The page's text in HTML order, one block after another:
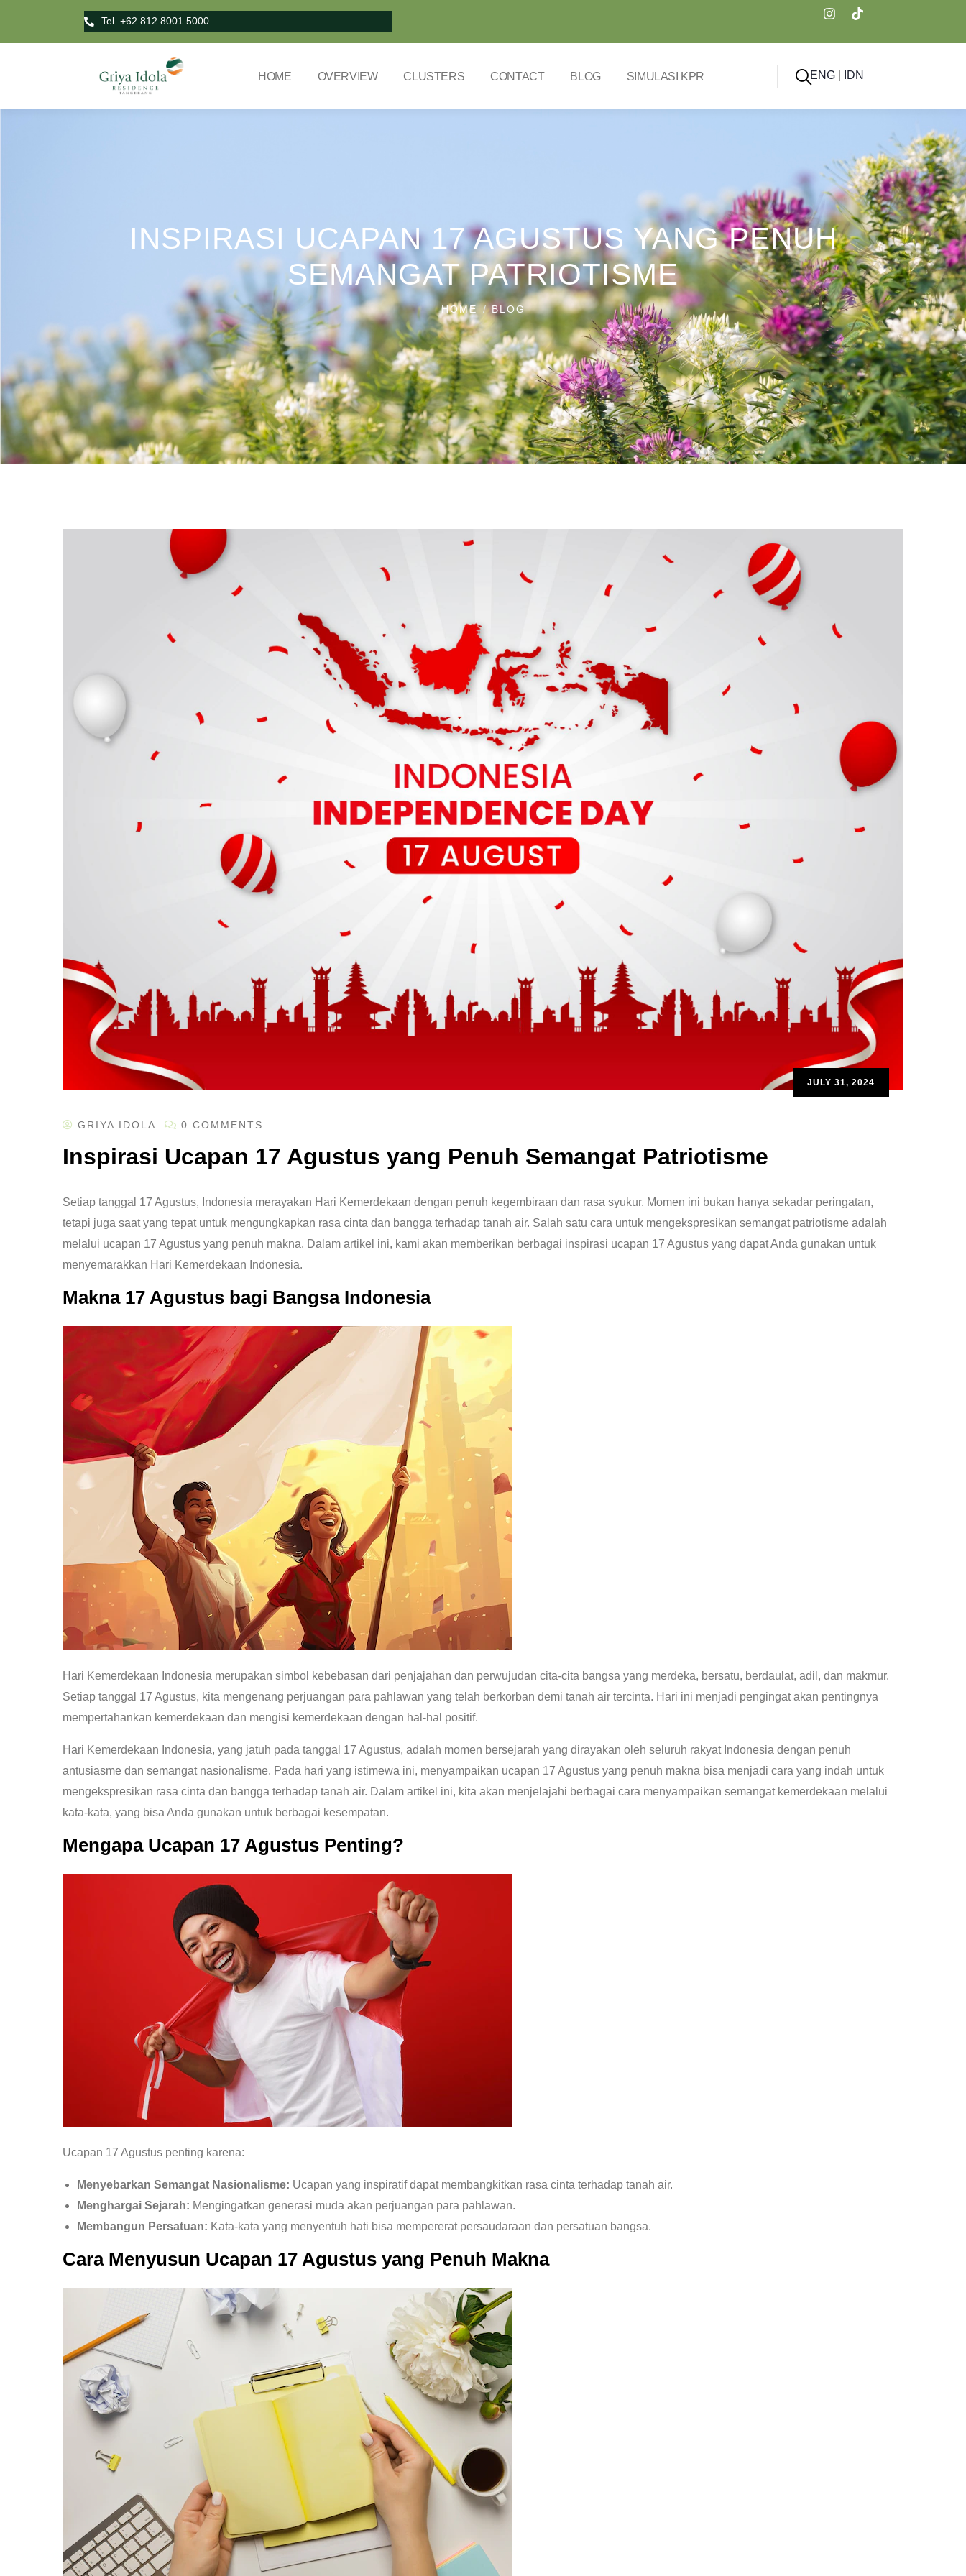
Tel. +62 812 8001 5000
HOME OVERVIEW CLUSTERS CONTACT BLOG SIMULASI KPR ENG| IDN
INSPIRASI UCAPAN 17 AGUSTUS YANG PENUH
SEMANGAT PATRIOTISME
HOME BLOG
JULY 31, 2024
GRIYA IDOLA 0 COMMENTS
Inspirasi Ucapan 17 Agustus yang Penuh Semangat Patriotisme
Setiap tanggal 17 Agustus, Indonesia merayakan Hari Kemerdekaan dengan penuh kegembiraan dan rasa syukur. Momen ini bukan hanya sekadar peringatan,
tetapi juga saat yang tepat untuk mengungkapkan rasa cinta dan bangga terhadap tanah air. Salah satu cara untuk mengekspresikan semangat patriotisme adalah
melalui ucapan 17 Agustus yang penuh makna. Dalam artikel ini, kami akan memberikan berbagai inspirasi ucapan 17 Agustus yang dapat Anda gunakan untuk
menyemarakkan Hari Kemerdekaan Indonesia.
Makna 17 Agustus bagi Bangsa Indonesia
Hari Kemerdekaan Indonesia merupakan simbol kebebasan dari penjajahan dan perwujudan cita-cita bangsa yang merdeka, bersatu, berdaulat, adil, dan makmur.
Setiap tanggal 17 Agustus, kita mengenang perjuangan para pahlawan yang telah berkorban demi tanah air tercinta. Hari ini menjadi pengingat akan pentingnya
mempertahankan kemerdekaan dan mengisi kemerdekaan dengan hal-hal positif.
Hari Kemerdekaan Indonesia, yang jatuh pada tanggal 17 Agustus, adalah momen bersejarah yang dirayakan oleh seluruh rakyat Indonesia dengan penuh
antusiasme dan semangat nasionalisme. Pada hari yang istimewa ini, menyampaikan ucapan 17 Agustus yang penuh makna bisa menjadi cara yang indah untuk
mengekspresikan rasa cinta dan bangga terhadap tanah air. Dalam artikel ini, kita akan menjelajahi berbagai cara menyampaikan semangat kemerdekaan melalui
kata-kata, yang bisa Anda gunakan untuk berbagai kesempatan.
Mengapa Ucapan 17 Agustus Penting?
Ucapan 17 Agustus penting karena:
Menyebarkan Semangat Nasionalisme: Ucapan yang inspiratif dapat membangkitkan rasa cinta terhadap tanah air.
Menghargai Sejarah: Mengingatkan generasi muda akan perjuangan para pahlawan.
Membangun Persatuan: Kata-kata yang menyentuh hati bisa mempererat persaudaraan dan persatuan bangsa.
Cara Menyusun Ucapan 17 Agustus yang Penuh Makna